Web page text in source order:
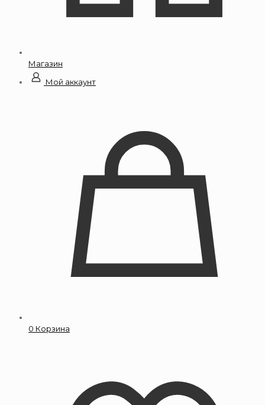
Магазин
Мой аккаунт
0 Корзина